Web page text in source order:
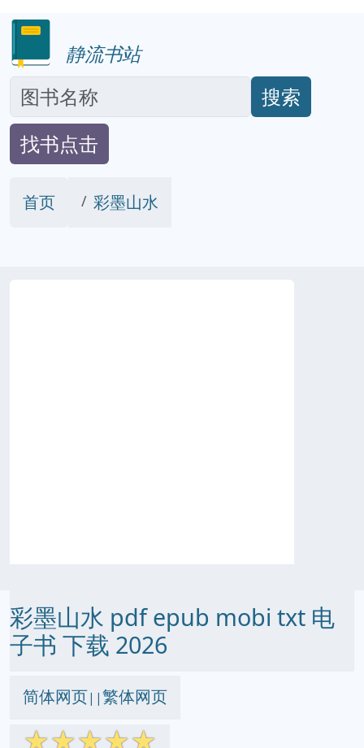
静流书站
搜索
找书点击
首页 彩墨山水
彩墨山水 pdf epub mobi txt 电
子书 下载 2026
简体网页||繁体网页